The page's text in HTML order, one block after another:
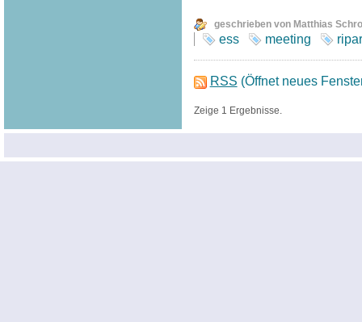
geschrieben von Matthias
ess meeting
RSS (Öffnet neues
Zeige 1 Ergebnisse.